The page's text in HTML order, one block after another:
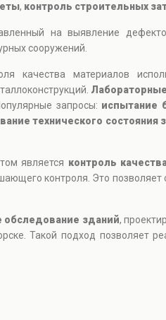
, контроль строительных
на выявление
сооружений.
качества материалов
запросы: испытание
технического состояния
является контроль
контроля. Это
обследование зданий,
Такой подход позволяет